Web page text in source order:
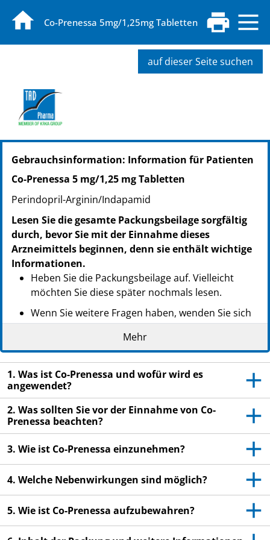
Co-Prenessa 5mg/1,25mg Tabletten
auf dieser Seite suchen
PZN: 19213632
PPN: 111921363225
NTIN: 04150192136325
PPN: 111923204964
NTIN: 04150192320496
PZN: 19232055
PPN: 111923205530
NTIN: 04150192320557
Gebrauchsinformation: Information für Patienten
Co-Prenessa 5 mg/1,25 mg Tabletten
Perindopril-Arginin/Indapamid
Lesen Sie die gesamte Packungsbeilage sorgfältig
durch, bevor Sie mit der Einnahme dieses
Arzneimittels beginnen, denn sie enthält wichtige
Informationen.
Heben Sie die Packungsbeilage auf. Vielleicht
möchten Sie diese später nochmals lesen.
Wenn Sie weitere Fragen haben, wenden Sie sich
an Ihren Arzt oder Apotheker.
Dieses Arzneimittel wurde Ihnen persönlich
verschrieben. Geben Sie es nicht an Dritte weiter.
Es kann anderen Menschen schaden, auch wenn
diese die gleichen Beschwerden haben wie Sie.
Wenn Sie Nebenwirkungen bemerken, wenden Sie
sich an Ihren Arzt oder Apotheker. Dies gilt auch
Packungsbeilage angegeben sind. Siehe Abschnitt
Mehr
1. Was ist Co-Prenessa und wofür wird es
angewendet?
2. Was sollten Sie vor der Einnahme von Co-
Prenessa beachten?
3. Wie ist Co-Prenessa einzunehmen?
4. Welche Nebenwirkungen sind möglich?
5. Wie ist Co-Prenessa aufzubewahren?